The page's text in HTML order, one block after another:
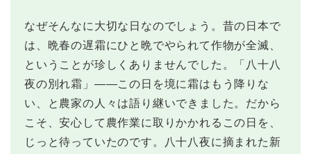
なぜそんなに大切な日なのでしょう。昔の日本で
は、晩春の遅霜にひと晩でやられて作物が全滅、
ということが珍しくありませんでした。「八十八
夜の別れ霜」——この日を境に霜はもう降りな
い、と農家の人々は語り継いできました。だから
こそ、安心して農作業に取りかかれるこの日を、
じっと待っていたのです。八十八夜に摘まれた新